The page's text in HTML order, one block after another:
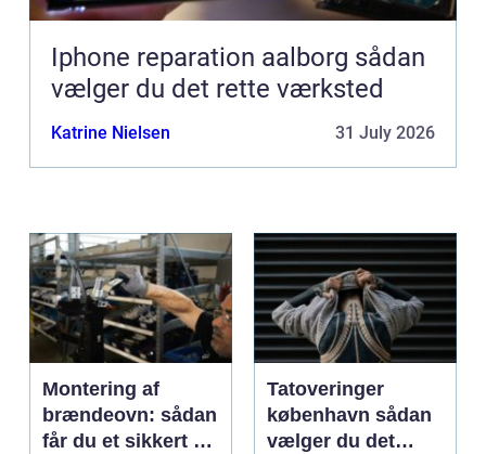
Iphone reparation aalborg sådan
vælger du det rette værksted
Katrine Nielsen 31 July 2026
Montering af
brændeovn: sådan
får du et sikkert og
Tatoveringer
københavn sådan
vælger du det